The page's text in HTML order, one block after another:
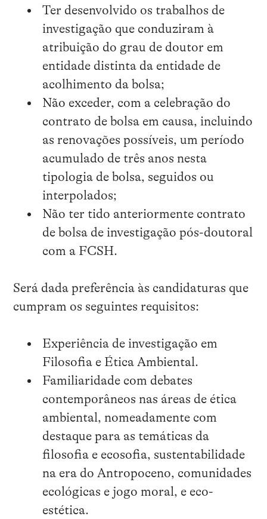
Ter desenvolvido os trabalhos de
investigação que conduziram à
atribuição do grau de doutor em
entidade distinta da entidade de
acolhimento da bolsa;
Não exceder, com a celebração do
contrato de bolsa em causa, incluindo
as renovações possíveis, um período
acumulado de três anos nesta
tipologia de bolsa, seguidos ou
interpolados;
Não ter tido anteriormente contrato
de bolsa de investigação pós-doutoral
com a FCSH.
Será dada preferência às candidaturas que
cumpram os seguintes requisitos:
Experiência de investigação em
Filosofia e Ética Ambiental.
Familiaridade com debates
contemporâneos nas áreas de ética
ambiental, nomeadamente com
destaque para as temáticas da
filosofia e ecosofia, sustentabilidade
na era do Antropoceno, comunidades
ecológicas e jogo moral, e eco-
estética.